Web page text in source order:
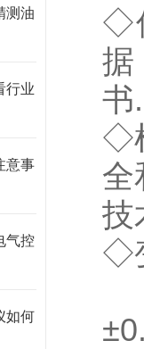
测油
行业
意事
气控
如何
◇
据
书.
◇
全
技
◇